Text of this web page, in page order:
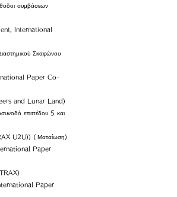
συμβάσεων
International
Σκαφώνου
Paper Co-
and Lunar Land)
επιπέδου 5 και
U2U)) ( Ματαίωση)
Paper
Paper